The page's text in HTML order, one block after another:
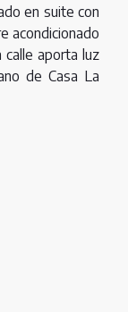
en suite con
acondicionado
calle aporta luz
de Casa La